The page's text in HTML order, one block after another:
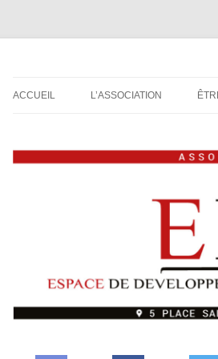
ACCUEIL L’ASSOCIATION